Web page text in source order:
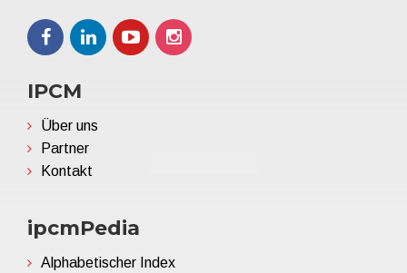
IPCM
Über uns
Partner
Kontakt
ipcmPedia
Alphabetischer Index